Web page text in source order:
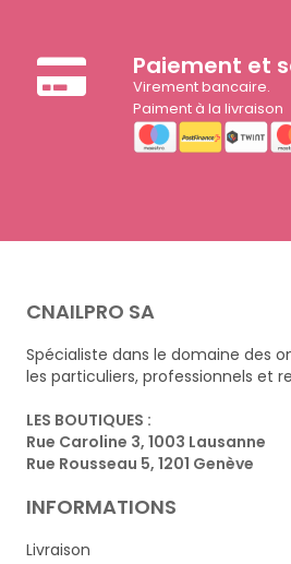
Paiement et
Virement bancaire.
Paiment à la livraison
CNAILPRO SA
Spécialiste dans le domaine des
les particuliers, professionnels et
LES BOUTIQUES :
Rue Caroline 3, 1003 Lausanne
Rue Rousseau 5, 1201 Genève
INFORMATIONS
Livraison